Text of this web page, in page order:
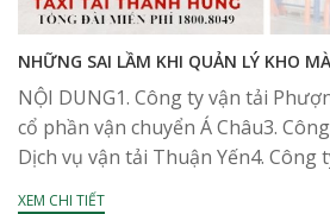
NHỮNG SAI LẦM KHI QUẢN LÝ KHO
NỘI DUNG1. Công ty vận tải
cổ phần vận chuyển Á Châu3.
Dịch vụ vận tải Thuận Yến4. Công
XEM CHI TIẾT